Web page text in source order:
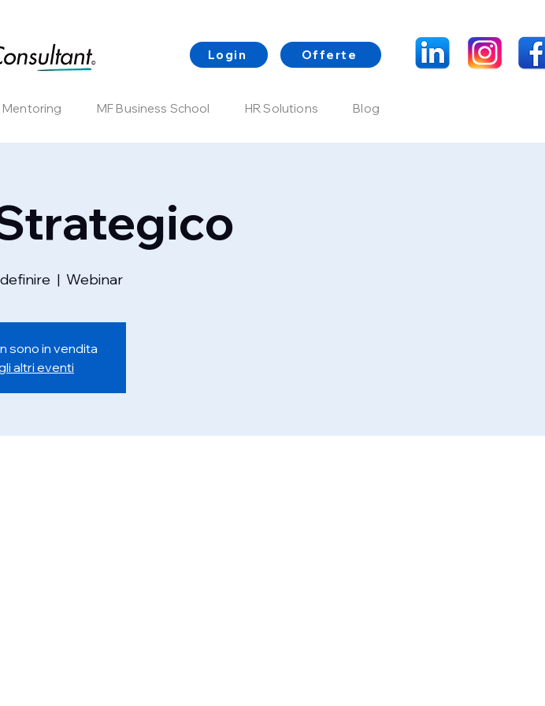
Login Offerte
Mentoring MF Business School HR Solutions Blog
  |
Webinar
sono in vendita
altri eventi